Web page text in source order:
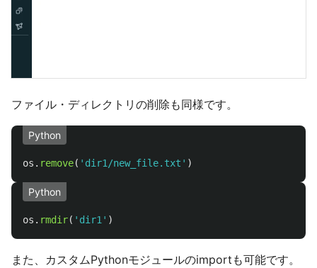
ファイル・ディレクトリの削除も同様です。
Python
os . remove( ' dir1/new_file.txt ' )
Python
os . rmdir( ' dir1 ' )
また、カスタムPythonモジュールのimportも可能です。